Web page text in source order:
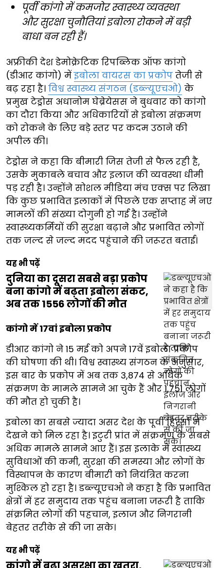
पूर्वी कांगो में कमजोर स्वास्थ्य व्यवस्था
और सुरक्षा चुनौतियां इबोला रोकने में बड़ी
बाधा बन रही हैं।
अफ्रीकी देश डेमोक्रेटिक रिपब्लिक ऑफ कांगो
(डीआर कांगो) मेंइबोला वायरस का प्रकोप तेजी से
बढ़ रहा है। विश्व स्वास्थ्य संगठन (डब्ल्यूएचओ) के
प्रमुख टेड्रोस अधानोम घेब्रेयेसस ने बुधवार को कांगो
का दौरा किया और अधिकारियों से इबोला संक्रमण
को रोकने के लिए बड़े स्तर पर कदम उठाने की
अपील की।
टेड्रोस ने कहा कि बीमारी जिस तेजी से फैल रही है,
उसके मुकाबले बचाव और इलाज की व्यवस्था धीमी
पड़ रही है। उन्होंने सोशल मीडिया मंच एक्स पर लिखा
कि कुछ प्रभावित इलाकों में पिछले एक सप्ताह में नए
मामलों की संख्या दोगुनी हो गई है। उन्होंने
स्वास्थ्यकर्मियों की सुरक्षा बढ़ाने और प्रभावित लोगों
तक जल्द से जल्द मदद पहुंचाने की जरूरत बताई।
यह भी पढ़ें
दुनिया का दूसरा सबसे बड़ा प्रकोप
बना कांगो में बढ़ता इबोला संकट,
अब तक 1556 लोगों की मौत
कांगो में 17वां इबोला प्रकोप
डीआर कांगो ने 15 मई को अपने 17वें इबोला प्रकोप
की घोषणा की थी। विश्व स्वास्थ्य संगठन के अनुसार,
इस बार के प्रकोप में अब तक 3,874 से अधिक
संक्रमण के मामले सामने आ चुके हैं और 1,751 लोगों
की मौत हो चुकी है।
इबोला का सबसे ज्यादा असर देश के पूर्वी हिस्सों में
देखने को मिल रहा है। इटुरी प्रांत में संक्रमण के सबसे
अधिक मामले सामने आए हैं। इस इलाके में स्वास्थ्य
सुविधाओं की कमी, सुरक्षा की समस्या और लोगों के
विस्थापन के कारण बीमारी को नियंत्रित करना
मुश्किल हो रहा है। डब्ल्यूएचओ ने कहा है कि प्रभावित
क्षेत्रों में हर समुदाय तक पहुंच बनाना जरूरी है ताकि
संक्रमित लोगों की पहचान, इलाज और निगरानी
बेहतर तरीके से की जा सके।
यह भी पढ़ें